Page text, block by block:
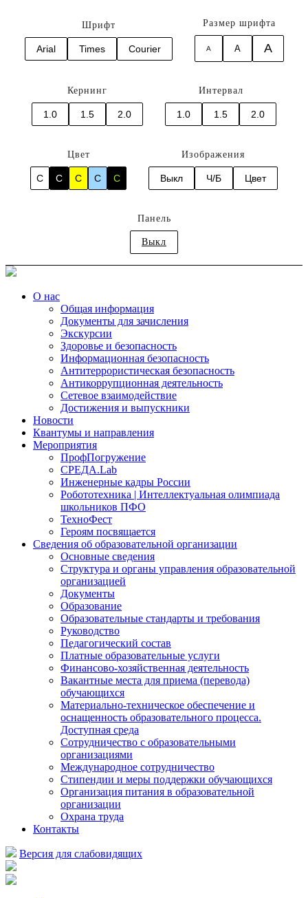
Шрифт
Arial Times Courier
Размер шрифта
A A A
Кернинг
1.0 1.5 2.0
Интервал
1.0 1.5 2.0
Цвет
C C C C C
Изображения
Выкл Ч/Б Цвет
Панель
Выкл
О нас
Общая информация
Документы для зачисления
Экскурсии
Здоровье и безопасность
Информационная безопасность
Антитеррористическая безопасность
Антикоррупционная деятельность
Сетевое взаимодействие
Достижения и выпускники
Новости
Квантумы и направления
Мероприятия
ПрофПогружение
СРЕДА.Lab
Инженерные кадры России
Робототехника | Интеллектуальная олимпиада
школьников ПФО
ТехноФест
Героям посвящается
Сведения об образовательной организации
Основные сведения
Структура и органы управления образовательной
организацией
Документы
Образование
Образовательные стандарты и требования
Руководство
Педагогический состав
Платные образовательные услуги
Финансово-хозяйственная деятельность
Вакантные места для приема (перевода)
обучающихся
Материально-техническое обеспечение и
оснащенность образовательного процесса.
Доступная среда
Сотрудничество с образовательными
организациями
Международное сотрудничество
Стипендии и меры поддержки обучающихся
Организация питания в образовательной
организации
Охрана труда
Контакты
Версия для слабовидящих